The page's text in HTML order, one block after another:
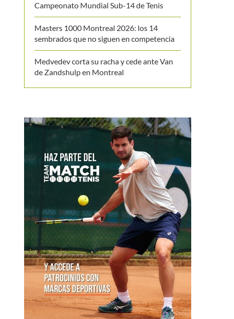
Campeonato Mundial Sub-14 de Tenis
Masters 1000 Montreal 2026: los 14
sembrados que no siguen en competencia
Medvedev corta su racha y cede ante Van
de Zandshulp en Montreal